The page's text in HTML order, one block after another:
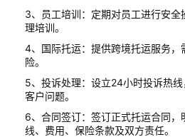
3、员工培训：定期对员工进行安全
理培训。
4、国际托运：提供跨境托运服务，
险。
5、投诉处理：设立24小时投诉热
客户问题。
6、合同签订：签订正式托运合同，
线、费用、保险条款及双方责任。